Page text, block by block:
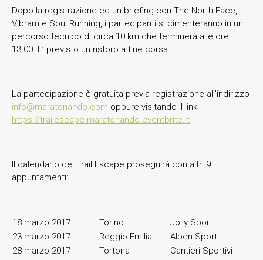
Dopo la registrazione ed un briefing con The North Face,
Vibram e Soul Running, i partecipanti si cimenteranno in un
percorso tecnico di circa 10 km che terminerà alle ore
13.00. E’ previsto un ristoro a fine corsa.
La partecipazione è gratuita previa registrazione all’indirizzo
info@maratonando.com oppure visitando il link
https://trailescape-maratonando.eventbrite.it
Il calendario dei Trail Escape proseguirà con altri 9
appuntamenti:
18 marzo 2017 Torino
Jolly Sport
23 marzo 2017
Reggio Emilia
Alpen Sport
28 marzo 2017
Tortona
Cantieri Sportivi